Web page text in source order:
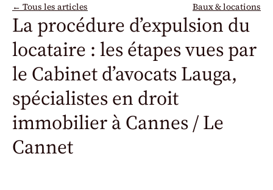
← Tous les articles Baux & locations
La procédure d’expulsion du
locataire : les étapes vues par
le Cabinet d’avocats Lauga,
spécialistes en droit
immobilier à Cannes / Le
Cannet